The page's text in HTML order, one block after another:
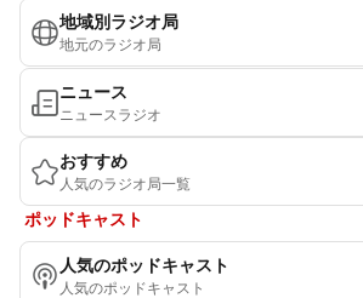
地域別ラジオ局
地元のラジオ局
ニュース
ニュースラジオ
おすすめ
人気のラジオ局一覧
ポッドキャスト
人気のポッドキャスト
人気のポッドキャスト